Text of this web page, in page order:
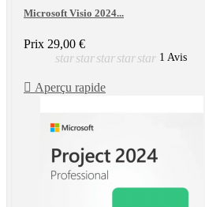
Microsoft Visio 2024...
Prix 29,00 €
star star star star star 1 Avis
 Aperçu rapide